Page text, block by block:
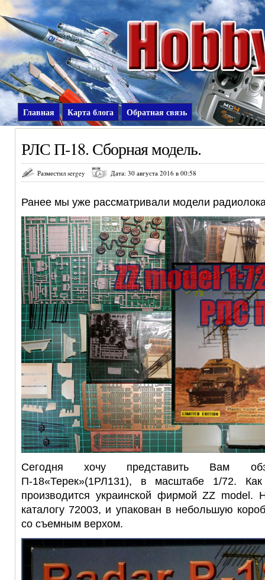
Главная Карта блога Обратная связь
РЛС П-18. Сборная модель.
Разместил sergey Дата: 30 августа 2016 в 00:58
Ранее мы уже рассматривали модели
Сегодня хочу представить Вам
П-18«Терек»(1РЛ131), в масштабе 1/72.
производится украинской фирмой ZZ model.
каталогу 72003, и упакован в небольшую
со съемным верхом.